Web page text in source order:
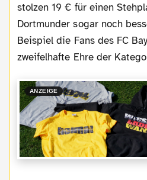
stolzen 19 € für einen
Dortmunder sogar noch
Beispiel die Fans des FC
zweifelhafte Ehre der
ANZEIGE